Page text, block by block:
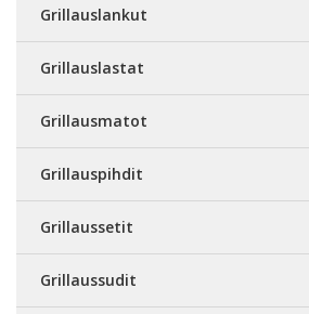
Grillauslankut
Grillauslastat
Grillausmatot
Grillauspihdit
Grillaussetit
Grillaussudit